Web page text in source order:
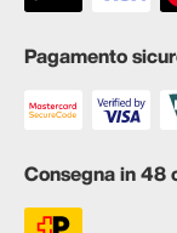
Pagamento
Consegna in 48